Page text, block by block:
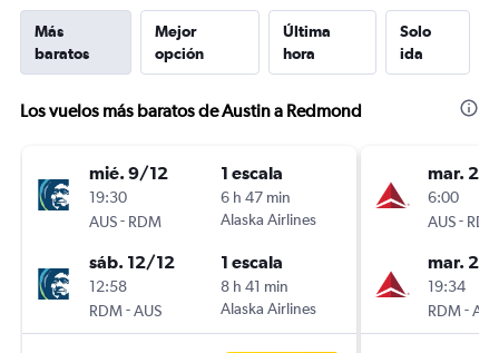
Más
baratos
Mejor
opción
Última
hora
Solo
ida
Los vuelos más baratos de Austin a Redmond
mié. 9/12
19:30
AUS- RDM
1 escala
6 h 47 min
Alaska Airlines
sáb. 12/12
12:58
RDM-AUS
1 escala
8 h 41 min
Alaska Airlines
mar.
6:00
AUS- RDM
mar.
19:34
RDM-AUS